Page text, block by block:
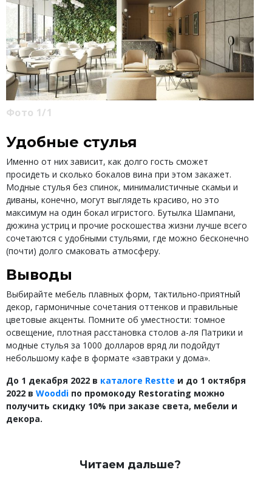
Фото 1/1
Удобные стулья
Именно от них зависит, как долго гость сможет
просидеть и сколько бокалов вина при этом закажет.
Модные стулья без спинок, минималистичные скамьи и
диваны, конечно, могут выглядеть красиво, но это
максимум на один бокал игристого. Бутылка Шампани,
дюжина устриц и прочие роскошества жизни лучше всего
сочетаются с удобными стульями, где можно бесконечно
(почти) долго смаковать атмосферу.
Выводы
Выбирайте мебель плавных форм, тактильно-приятный
декор, гармоничные сочетания оттенков и правильные
цветовые акценты. Помните об уместности: томное
освещение, плотная расстановка столов а-ля Патрики и
модные стулья за 1000 долларов вряд ли подойдут
небольшому кафе в формате «завтраки у дома».
До 1 декабря 2022 в каталоге Restte и до 1 октября
2022 в Wooddi по промокоду Restorating можно
получить скидку 10% при заказе света, мебели и
декора.
Читаем дальше?